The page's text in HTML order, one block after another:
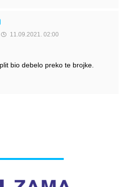
11.09.2021. 02:00
bio debelo preko te brojke.